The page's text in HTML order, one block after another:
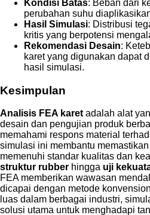
Kondisi Batas: Beban dari
perubahan suhu
Hasil Simulasi: Distribusi
kritis yang berpotensi
Rekomendasi Desain:
karet yang digunakan dapat
hasil simulasi.
Kesimpulan
Analisis FEA karet adalah alat
desain dan pengujian produk
memahami respons material
simulasi ini membantu
memenuhi standar kualitas dan
struktur rubber hingga uji
FEA memberikan wawasan
dicapai dengan metode
luas dalam berbagai industri,
solusi utama untuk menghadapi